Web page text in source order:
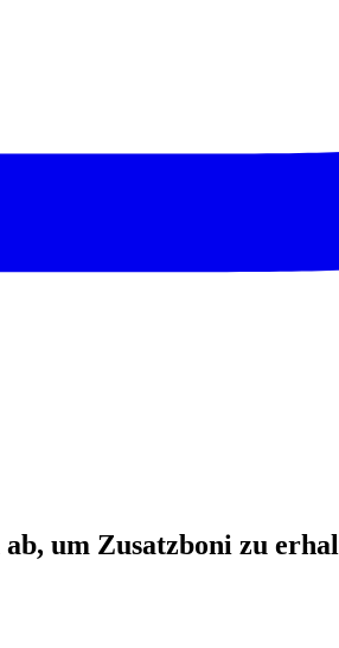
um Zusatzboni zu